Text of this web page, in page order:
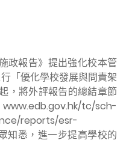
政報告》提出強化校本管
「優化學校發展與問責架
，將外評報告的總結章節
www.edb.gov.hk/tc/sch-
reports/esr-
知悉，進一步提高學校的